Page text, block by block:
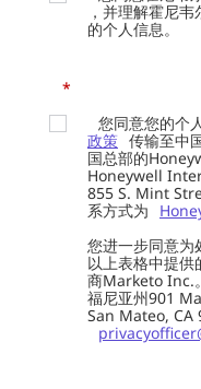
，并理解霍尼
的个人信息。
*
您同意您的个
政策 传输至中
国总部的
Honeywell
855 S. Mint
系方式为
您进一步同意为
以上表格中提供
商Marketo Inc.
福尼亚州901
San Mateo, CA